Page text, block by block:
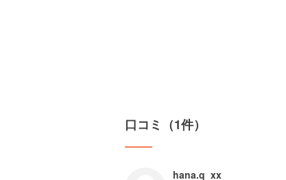
口コミ（1件）
hana.q_xx